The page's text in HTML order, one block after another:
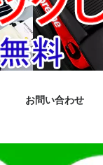
お問い合わせ